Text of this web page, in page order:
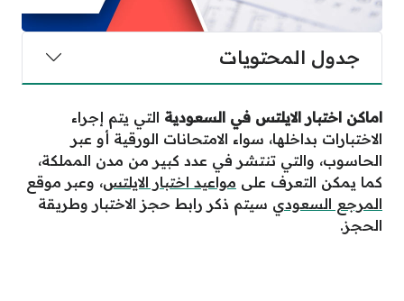
جدول المحتويات
اماكن اختبار الايلتس في السعودية التي يتم إجراء
الاختبارات بداخلها، سواء الامتحانات الورقية أو عبر
الحاسوب، والتي تنتشر في عدد كبير من مدن المملكة،
كما يمكن التعرف على مواعيد اختبار الايلتس، وعبر موقع
المرجع السعودي سيتم ذكر رابط حجز الاختبار وطريقة
الحجز.